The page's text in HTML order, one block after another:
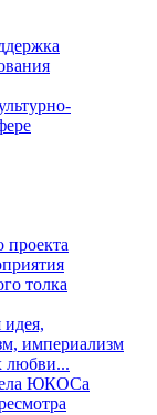
толка
империализм
любви...
ЮКОСа